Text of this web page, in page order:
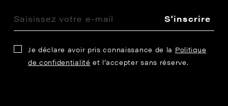
S'inscrire
Je déclare avoir pris connaissance de la Politique
de confidentialité et l’accepter sans réserve.